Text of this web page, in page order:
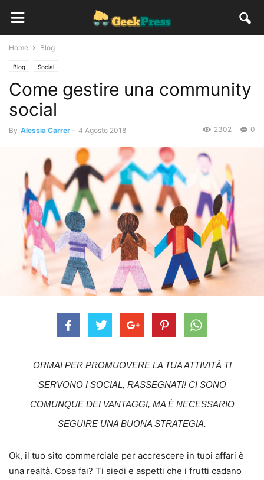
Home Blog
Blog Social
Come gestire una community
social
By Alessia Carrer - 4 Agosto 2018 0
2302
ORMAI PER PROMUOVERE LA TUA ATTIVITÀ TI
SERVONO I SOCIAL, RASSEGNATI! CI SONO
COMUNQUE DEI VANTAGGI, MA È NECESSARIO
SEGUIRE UNA BUONA STRATEGIA.
Ok, il tuo sito commerciale per accrescere in tuoi affari è
una realtà. Cosa fai? Ti siedi e aspetti che i frutti cadano